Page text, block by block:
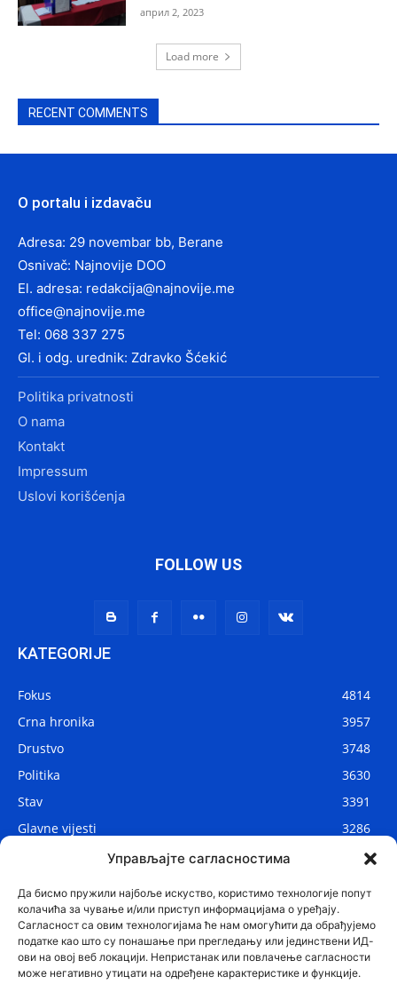
Управљајте сагласностима
Да бисмо пружили најбоље искуство, користимо технологије попут
колачића за чување и/или приступ информацијама о уређају.
Сагласност са овим технологијама ће нам омогућити да обрађујемо
податке као што су понашање при прегледању или јединствени ИД-
ови на овој веб локацији. Непристанак или повлачење сагласности
може негативно утицати на одређене карактеристике и функције.
април 2, 2023
Load more
RECENT COMMENTS
O portalu i izdavaču
Adresa: 29 novembar bb, Berane
Osnivač: Najnovije DOO
El. adresa: redakcija@najnovije.me
office@najnovije.me
Tel: 068 337 275
Gl. i odg. urednik: Zdravko Šćekić
Politika privatnosti
O nama
Kontakt
Impressum
Uslovi korišćenja
FOLLOW US
KATEGORIJE
Fokus
4814
Crna hronika
3957
Drustvo
3748
Politika
3630
Stav
3391
Glavne vijesti
3286
2908